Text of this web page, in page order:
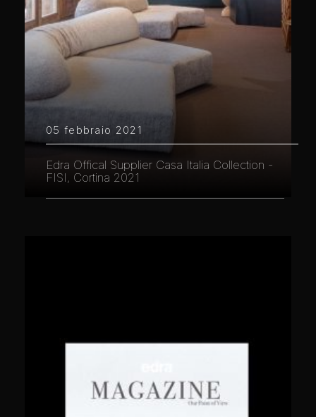
05 febbraio 2021
Edra Offical Supplier Casa Italia Collection -
FISI, Cortina 2021